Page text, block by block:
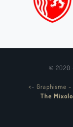
© 2020
<- Graphisme -
The